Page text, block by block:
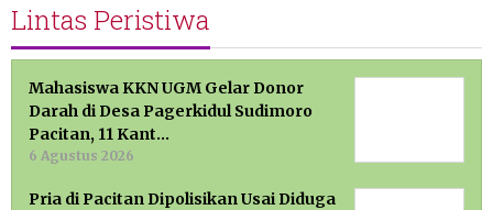
Lintas Peristiwa
Mahasiswa KKN UGM Gelar Donor
Darah di Desa Pagerkidul Sudimoro
Pacitan, 11 Kant…
6 Agustus 2026
Pria di Pacitan Dipolisikan Usai Diduga